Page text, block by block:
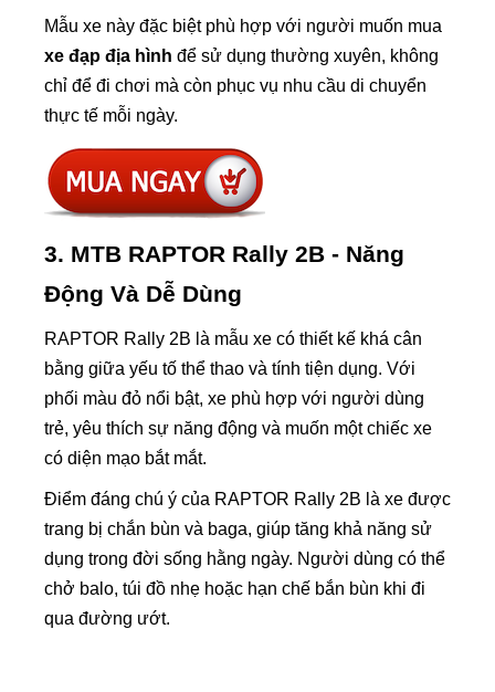
Mẫu xe này đặc biệt phù hợp với người muốn mua
xe đạp địa hình để sử dụng thường xuyên, không
chỉ để đi chơi mà còn phục vụ nhu cầu di chuyển
thực tế mỗi ngày.
3. MTB RAPTOR Rally 2B - Năng
Động Và Dễ Dùng
RAPTOR Rally 2B là mẫu xe có thiết kế khá cân
bằng giữa yếu tố thể thao và tính tiện dụng. Với
phối màu đỏ nổi bật, xe phù hợp với người dùng
trẻ, yêu thích sự năng động và muốn một chiếc xe
có diện mạo bắt mắt.
Điểm đáng chú ý của RAPTOR Rally 2B là xe được
trang bị chắn bùn và baga, giúp tăng khả năng sử
dụng trong đời sống hằng ngày. Người dùng có thể
chở balo, túi đồ nhẹ hoặc hạn chế bắn bùn khi đi
qua đường ướt.